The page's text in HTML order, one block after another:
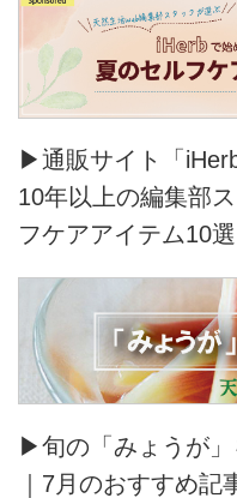
▶通販サイト「
10年以上の編集部
フケアアイテム10選
▶旬の「みょうが
｜7月のおすすめ記